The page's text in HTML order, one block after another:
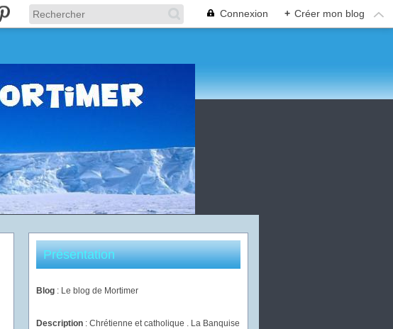
Connexion + Créer mon blog
Présentation
Blog : Le blog de Mortimer
Description : Chrétienne et catholique . La Banquise